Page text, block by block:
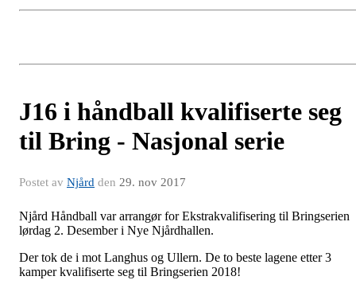
J16 i håndball kvalifiserte seg
til Bring - Nasjonal serie
Postet av Njård den 29. nov 2017
Njård Håndball var arrangør for Ekstrakvalifisering til Bringserien
lørdag 2. Desember i Nye Njårdhallen.
Der tok de i mot Langhus og Ullern. De to beste lagene etter 3
kamper kvalifiserte seg til Bringserien 2018!